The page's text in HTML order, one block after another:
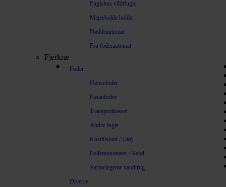
Fuglehus vildtfugle
Mejsebolde holder
Nøddeautomat
Frø foderautomat
Fjerkræ
Foder
Hønsefoder
Fasanfoder
Transportkasser
Andre fugle
Kosttilskud / Utøj
Foderautomater / Vand
Varmelegeme vandtrug
Diverse